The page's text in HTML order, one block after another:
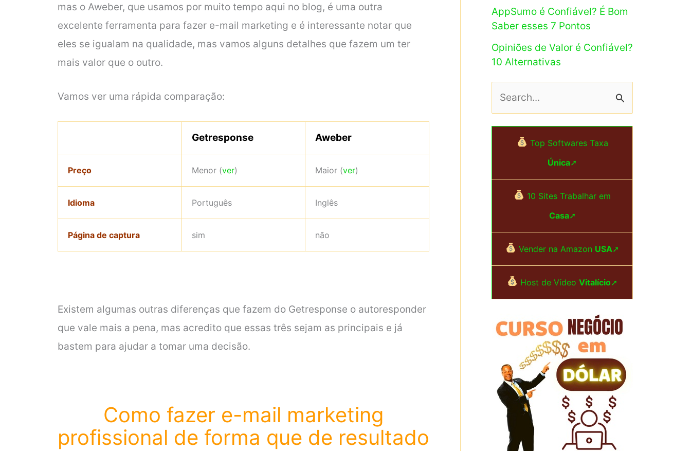
mas o Aweber, que usamos por muito tempo aqui no blog, é uma outra
excelente ferramenta para fazer e-mail marketing e é interessante notar que
eles se igualam na qualidade, mas vamos alguns detalhes que fazem um ter
mais valor que o outro.
Vamos ver uma rápida comparação:
Getresponse Aweber
Preço Menor (ver) Maior (ver)
Idioma Português Inglês
Página de captura sim não
Existem algumas outras diferenças que fazem do Getresponse o autoresponder
que vale mais a pena, mas acredito que essas três sejam as principais e já
bastem para ajudar a tomar uma decisão.
Como fazer e-mail marketing
profissional de forma que de resultado
AppSumo é Confiável? É Bom
Saber esses 7 Pontos
Opiniões de Valor é Confiável?
10 Alternativas
e
s
p
Top Softwares Taxa
Única➚
10 Sites Trabalhar em
Casa➚
Vender na Amazon USA➚
Host de VídeoVitalício➚